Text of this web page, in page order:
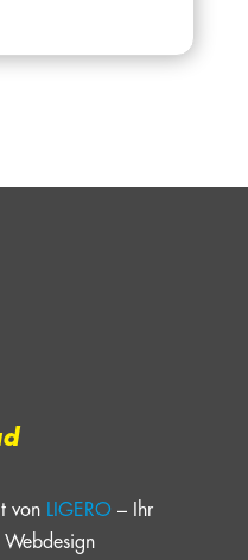
von LIGERO – Ihr
Webdesign